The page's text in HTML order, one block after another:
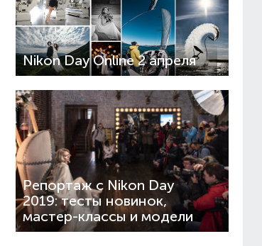
Nikon Day Online 2 апреля
Репортаж с Nikon Day
2019: тесты новинок,
мастер-классы и модели